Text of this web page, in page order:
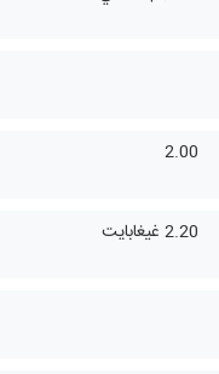
2.00
2.20 غيغابايت